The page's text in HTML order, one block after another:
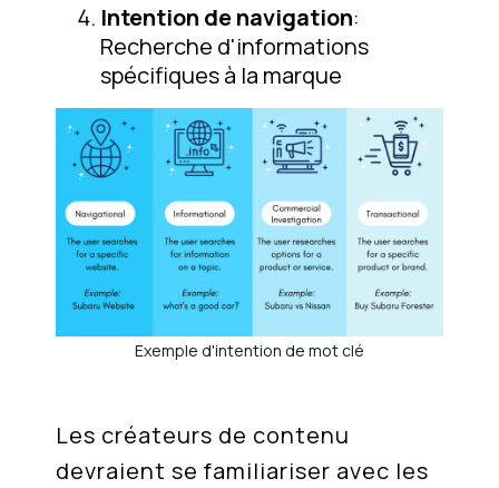
Intention de navigation:
Recherche d'informations
spécifiques à la marque
Exemple d'intention de mot clé
Les créateurs de contenu
devraient se familiariser avec les